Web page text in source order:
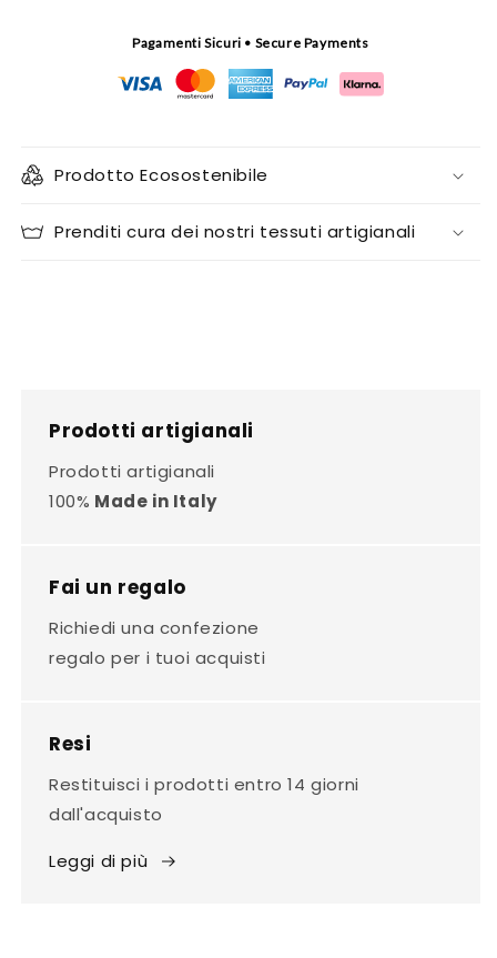
Pagamenti Sicuri • Secure Payments
Prodotto Ecosostenibile
Prenditi cura dei nostri tessuti artigianali
Prodotti artigianali
Prodotti artigianali
100% Made in Italy
Fai un regalo
Richiedi una confezione
regalo per i tuoi acquisti
Resi
Restituisci i prodotti entro 14 giorni
dall'acquisto
Leggi di più